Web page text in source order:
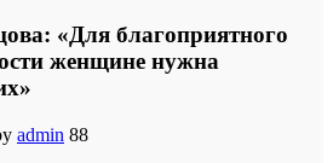
«Для благоприятного
женщине нужна
admin 88